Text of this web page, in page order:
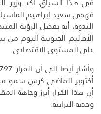
فهمي سعيد إبراهيم
الندوة، أنه بفضل الرؤية
الأقاليم الجنوبية اليوم
على المستوى الاقتصادي.
أكتوبر الماضي كرس سمو
أن هذا القرار أبرز وجاهة
وحدته الترابية.